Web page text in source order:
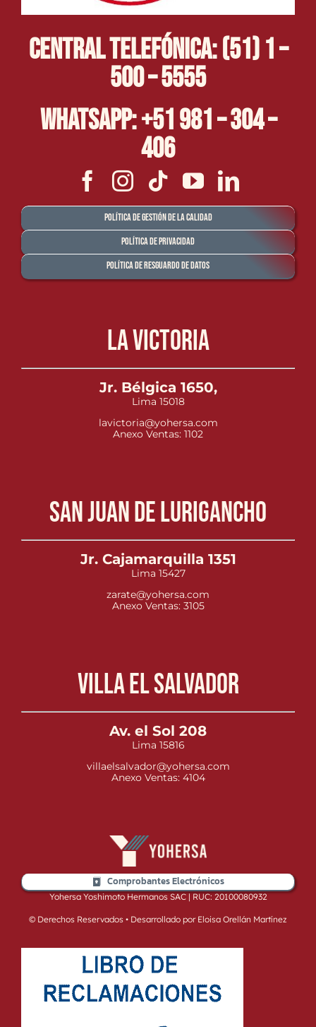
Central Telefónica: (51) 1 –
500 – 5555
Whatsapp: +51 981 – 304 –
406
Política de Gestión de la Calidad
Política de Privacidad
Política de Resguardo de Datos
La Victoria
Jr. Bélgica 1650,
Lima 15018
lavictoria@yohersa.com
Anexo Ventas: 1102
San Juan de Lurigancho
Jr. Cajamarquilla 1351
Lima 15427
zarate@yohersa.com
Anexo Ventas: 3105
Villa el Salvador
Av. el Sol 208
Lima 15816
villaelsalvador@yohersa.com
Anexo Ventas: 4104
Comprobantes Electrónicos
Yohersa Yoshimoto Hermanos SAC | RUC: 20100080932
© Derechos Reservados • Desarrollado por Eloisa Orellán Martínez